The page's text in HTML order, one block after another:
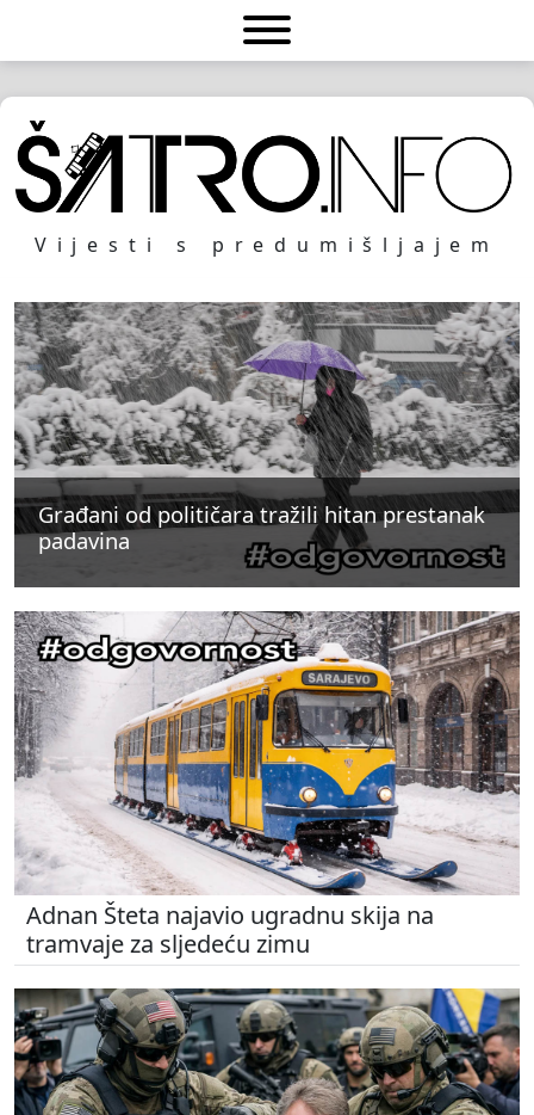
Vijesti s predumišljajem
Građani od političara tražili hitan prestanak
padavina
Građani od političara tražili hitan prestanak
padavina
Građani od političara tražili hitan prestanak
padavina
Adnan Šteta najavio ugradnu skija na
tramvaje za sljedeću zimu